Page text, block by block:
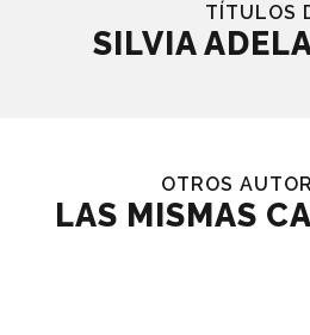
TÍTULOS
SILVIA
OTROS
LAS MISMAS